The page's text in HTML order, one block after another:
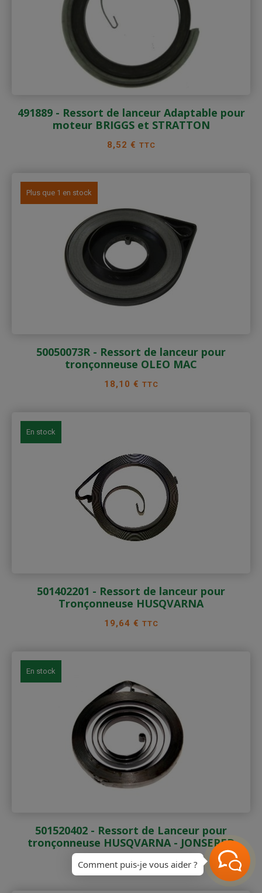
491889 - Ressort de lanceur Adaptable pour
moteur BRIGGS et STRATTON
Prix
8,52 € TTC
Plus que 1 en stock
50050073R - Ressort de lanceur pour
tronçonneuse OLEO MAC
Prix
18,10 € TTC
En stock
501402201 - Ressort de lanceur pour
Tronçonneuse HUSQVARNA
Prix
19,64 € TTC
En stock
501520402 - Ressort de Lanceur pour
tronçonneuse HUSQVARNA - JONSERED
Prix
23,03 €TTC
Comment puis-je vous aider ?